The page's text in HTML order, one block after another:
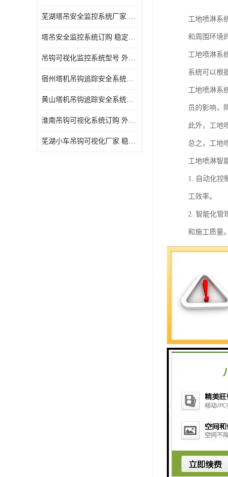
芜湖塔吊安全监控系统厂家 外观简洁大方 减少盲吊引发的事故
塔吊安全监控系统订购 稳定性高 结构清晰稳定
吊钩可视化监控系统型号 外观简洁大方 信号稳定 抗干扰性强
宿州塔机吊钩追踪安全系统厂家 提高工作效率 结构清晰稳定
黄山塔机吊钩追踪安全系统价格 可远程查看 减少盲吊引发的事故
淮南吊钩可视化系统订购 外观简洁大方 体积小 占用空间小
芜湖小车吊钩可视化厂家 稳定性高 可视吊装 降低盲吊风险
工地喷淋系
和周围环境
工地喷淋系
系统可以根
工地喷淋系
员的影响，
此外，工地
总之，工地
工地喷淋智
1. 自动化控
工效率。
2. 智能化管
和施工质量。
3. 节能环保
4. 远程监
性。
5. 数据分析
6. 可扩展
能。
7. 可视化